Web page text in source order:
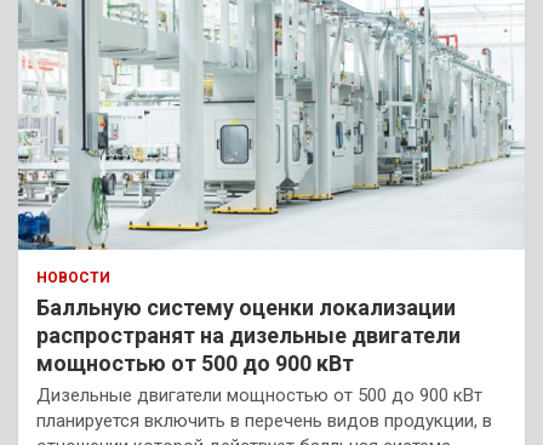
НОВОСТИ
Балльную систему оценки локализации
распространят на дизельные двигатели
мощностью от 500 до 900 кВт
Дизельные двигатели мощностью от 500 до 900 кВт
планируется включить в перечень видов продукции, в